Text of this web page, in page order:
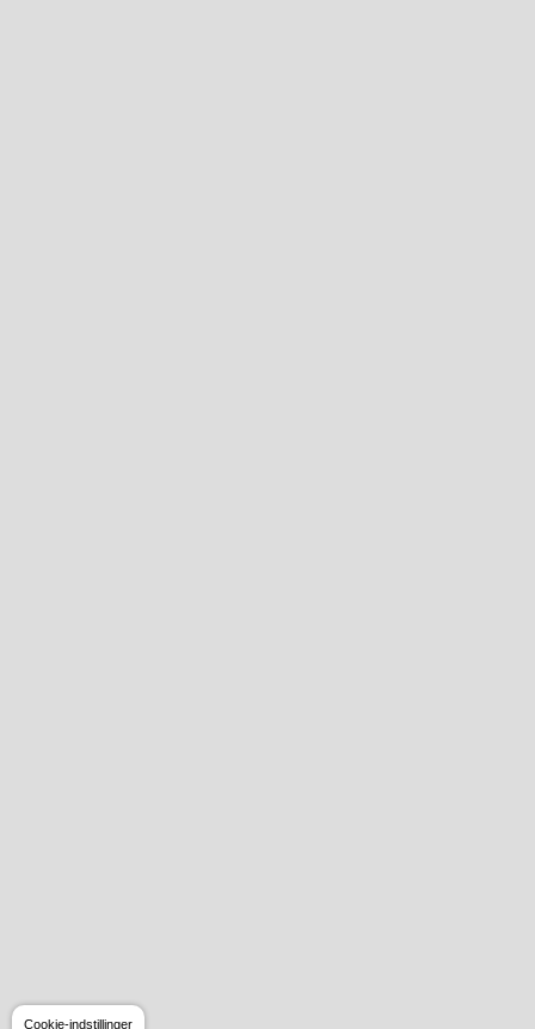
Cookie-indstillinger